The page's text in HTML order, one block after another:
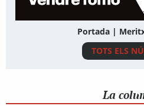
Portada |
TOTS ELS
La